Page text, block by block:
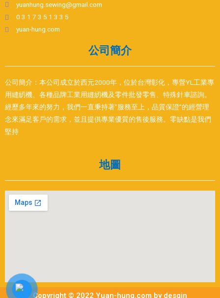
yuanhung.sewing@gmail.com
0 3 1 7 3 5 1 3 3 5
yuan-hung.com
公司簡介
公司簡介：本公司成立於西元2000年，位於台灣彰化，專營YL工業專
用縫紉機、各種品牌工業用縫紉機及零件批發零售、特殊針車諮詢。
經歷多年來的努力，我們一直秉持著”服務至上，品質保證”的經營理
念來滿足客戶的需求，並且提供專業優質的售後服務。零缺點是我們
堅持
地圖
Copyright © 2022 Yuan-hung.com by desgin